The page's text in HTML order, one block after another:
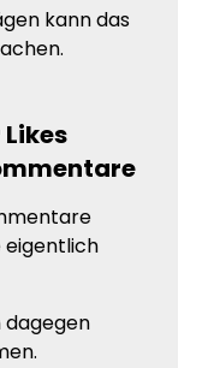
kann das
eigentlich
dagegen